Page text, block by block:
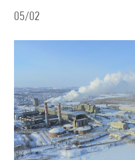
05/02